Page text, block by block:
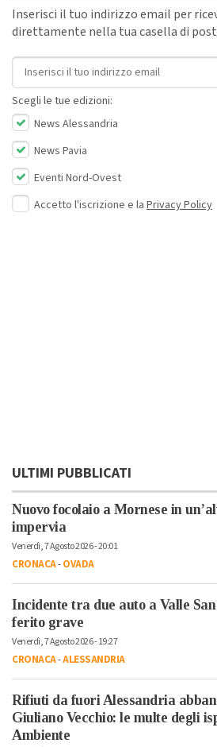
Inserisci il tuo indirizzo email per
direttamente nella tua casella di
Indirizzo email
Scegli le tue edizioni:
News Alessandria
News Pavia
Eventi Nord-Ovest
Accetto l'iscrizione e la Privacy Policy
ULTIMI PUBBLICATI
Nuovo focolaio a Mornese in
impervia
Venerdì, 7 Agosto 2026 - 20:01
CRONACA-OVADA
Incidente tra due auto a Valle
ferito grave
Venerdì, 7 Agosto 2026 - 19:27
CRONACA-ALESSANDRIA
Rifiuti da fuori Alessandria
Giuliano Vecchio: le multe degli
Ambiente